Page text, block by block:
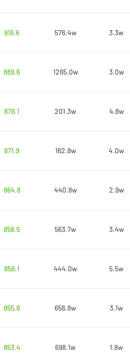
916.6
576.4w 3.3w
889.6
1265.0w 3.0w
878.1
201.3w 4.8w
871.9
162.8w 4.0w
864.8
440.8w 2.9w
858.5
563.7w 3.4w
858.1
444.0w 5.5w
855.8
656.8w 3.1w
853.4
698.1w 1.8w